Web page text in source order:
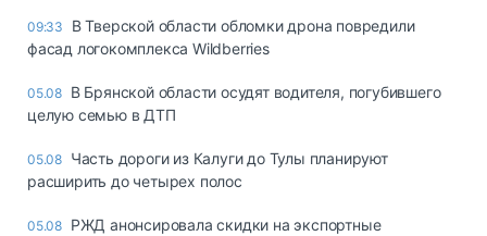
09:33
В Тверской области обломки дрона повредили
фасад логокомплекса Wildberries
05.08 В Брянской области осудят водителя, погубившего
целую семью в ДТП
05.08 Часть дороги из Калуги до Тулы планируют
расширить до четырех полос
05.08 РЖД анонсировала скидки на экспортные